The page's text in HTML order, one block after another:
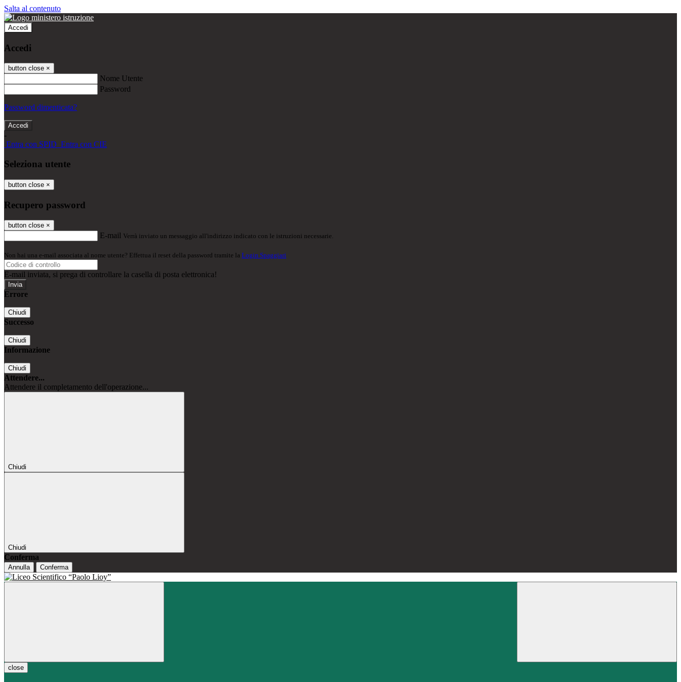
Salta al contenuto
Accedi
Accedi
button close ×
Nome Utente
Password
Password dimenticata?
-
Entra con SPID Entra con CIE
Seleziona utente
button close ×
Recupero password
button close ×
E-mail Verrà inviato un messaggio all'indirizzo indicato con le istruzioni necessarie.
Non hai una e-mail associata al nome utente? Effettua il reset della password tramite la Login Spaggiari
E-mail inviata, si prega di controllare la casella di posta elettronica!
Errore
Chiudi
Successo
Chiudi
Informazione
Chiudi
Attendere...
Attendere il completamento dell'operazione...
Chiudi
Chiudi
Conferma
Annulla Conferma
close